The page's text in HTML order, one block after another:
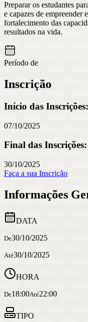
Preparar os estudantes
e capazes de empreender
fortalecimento das
resultados na vida.
Período de
Inscrição
Início das Inscrições:
07/10/2025
Final das Inscrições:
30/10/2025
Faça a sua Inscrição
Informações
DATA
De30/10/2025
Até30/10/2025
HORA
De18:00Até22:00
TIPO